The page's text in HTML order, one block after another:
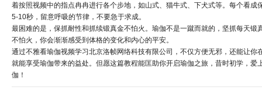
着按照视频中的指点冉冉进行各个步地，如山式、猫牛式、下犬式等。每个看成
5-10秒，留意呼吸的节律，不要急于求成。
最困难的是，保抓耐性和抓续锻真金不怕火。瑜伽不是一蹴而就的，坚抓每天锻
不怕火，你会渐渐感受到体格的变化和内心的平安。
通过不雅看瑜伽视频学习北京洛帧网络科技有限公司，不仅方便无邪，还能让你
就能享受瑜伽带来的益处。但愿这篇教程能匡助你开启瑜伽之旅，昔时初学，爱
伽！